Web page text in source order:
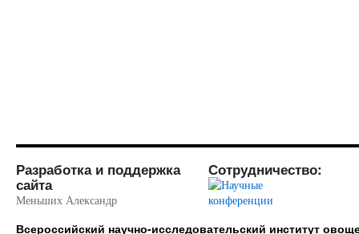
Разработка и поддержка
сайта
Меньших Александр
Сотрудничество:
Всероссийский научно-исследовательский институт